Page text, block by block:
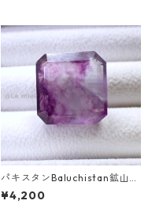
パキスタンBaluchistan鉱山産
フローライト スクエアカット
ルース 34.4ct 20 x 19.6 x 11
¥4,200